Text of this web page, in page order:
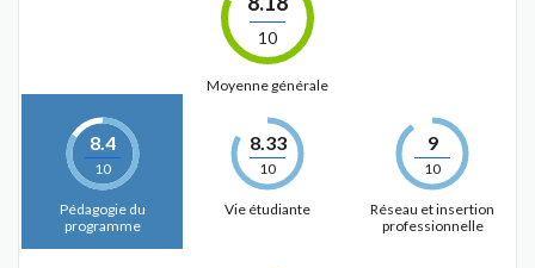
10
Moyenne générale
8.4
10
Pédagogie du
programme
8.33
10
Vie étudiante
9
10
Réseau et insertion
professionnelle